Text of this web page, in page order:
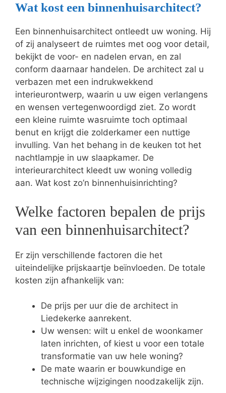
Wat kost een binnenhuisarchitect?
Een binnenhuisarchitect ontleedt uw woning. Hij
of zij analyseert de ruimtes met oog voor detail,
bekijkt de voor- en nadelen ervan, en zal
conform daarnaar handelen. De architect zal u
verbazen met een indrukwekkend
interieurontwerp, waarin u uw eigen verlangens
en wensen vertegenwoordigd ziet. Zo wordt
een kleine ruimte wasruimte toch optimaal
benut en krijgt die zolderkamer een nuttige
invulling. Van het behang in de keuken tot het
nachtlampje in uw slaapkamer. De
interieurarchitect kleedt uw woning volledig
aan. Wat kost zo’n binnenhuisinrichting?
Welke factoren bepalen de prijs
van een binnenhuisarchitect?
Er zijn verschillende factoren die het
uiteindelijke prijskaartje beïnvloeden. De totale
kosten zijn afhankelijk van:
De prijs per uur die de architect in
Liedekerke aanrekent.
Uw wensen: wilt u enkel de woonkamer
laten inrichten, of kiest u voor een totale
transformatie van uw hele woning?
De mate waarin er bouwkundige en
technische wijzigingen noodzakelijk zijn.